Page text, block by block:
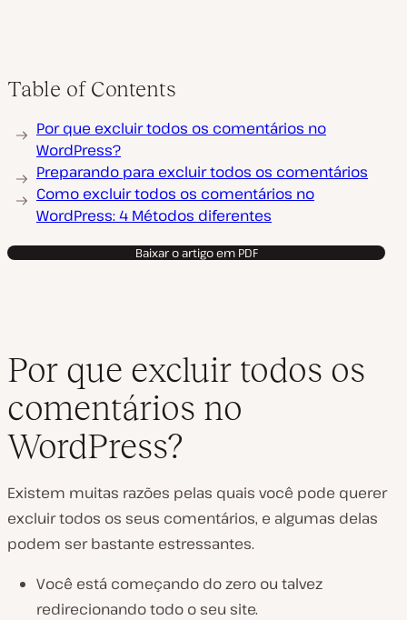
í
d
o
Table of Contents
Por que excluir todos os comentários no
WordPress?
Preparando para excluir todos os comentários
Como excluir todos os comentários no
WordPress: 4 Métodos diferentes
Baixar o artigo em PDF
Por que excluir todos os
comentários no
WordPress?
Existem muitas razões pelas quais você pode querer
excluir todos os seus comentários, e algumas delas
podem ser bastante estressantes.
Você está começando do zero ou talvez
redirecionando todo o seu site.